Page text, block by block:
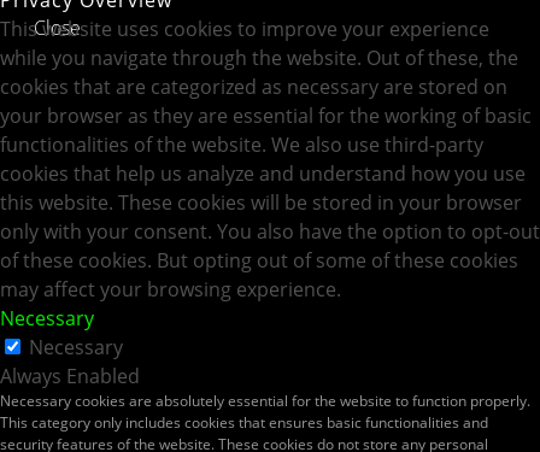
Close
This website uses cookies to improve your experience
while you navigate through the website. Out of these, the
cookies that are categorized as necessary are stored on
your browser as they are essential for the working of basic
functionalities of the website. We also use third-party
cookies that help us analyze and understand how you use
this website. These cookies will be stored in your browser
only with your consent. You also have the option to opt-out
of these cookies. But opting out of some of these cookies
may affect your browsing experience.
Necessary
Necessary
Always Enabled
Necessary cookies are absolutely essential for the website to function properly.
This category only includes cookies that ensures basic functionalities and
security features of the website. These cookies do not store any personal